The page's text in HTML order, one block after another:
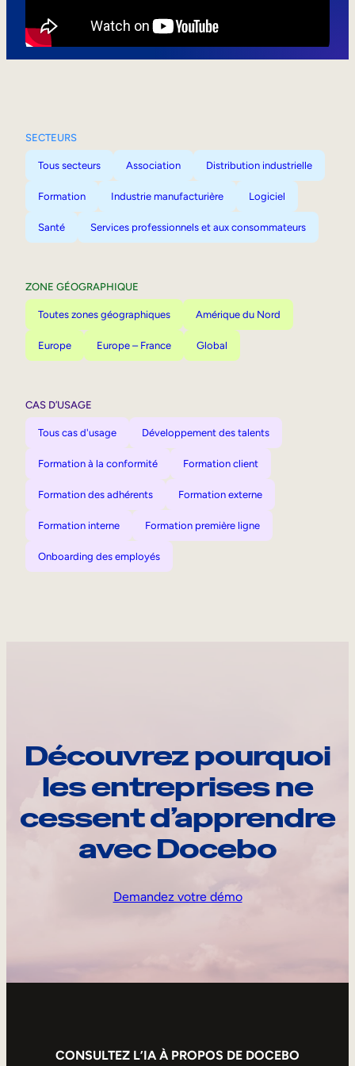
SECTEURS
Tous secteurs Association Distribution industrielle
Formation Industrie manufacturière Logiciel
Santé Services professionnels et aux consommateurs
ZONE GÉOGRAPHIQUE
Toutes zones géographiques Amérique du Nord
Europe Europe – France Global
CAS D’USAGE
Tous cas d'usage Développement des talents
Formation à la conformité Formation client
Formation des adhérents Formation externe
Formation interne Formation première ligne
Onboarding des employés
Découvrez pourquoi
les entreprises ne
cessent d’apprendre
avec Docebo
Demandez votre démo
CONSULTEZ L’IA À PROPOS DE DOCEBO